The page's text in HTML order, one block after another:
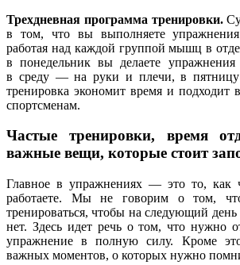
Трехдневная программа тренировки.
в том, что вы выполняете
работая над каждой группой мышц в
в понедельник вы делаете
в среду — на руки и плечи, в
тренировка экономит время и подходит
спортсменам.
Частые тренировки, время
важные вещи, которые стоит
Главное в упражнениях — это то, как
работаете. Мы не говорим о том,
тренироваться, чтобы на следующий день
нет. Здесь идет речь о том, что нужно
упражнение в полную силу. Кроме
важных моментов, о которых нужно